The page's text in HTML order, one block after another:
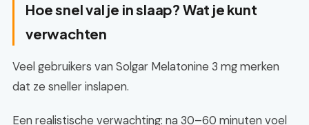
Hoe snel val je in slaap? Wat je kunt
verwachten
Veel gebruikers van Solgar Melatonine 3 mg merken
dat ze sneller inslapen.
Een realistische verwachting: na 30–60 minuten voel